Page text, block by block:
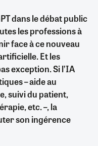
dans le débat public
les professions à
face à ce nouveau
Et les
exception. Si l’IA
– aide au
suivi du patient,
etc. –, la
son ingérence